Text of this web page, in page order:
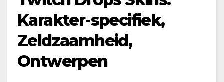
Karakter-specifiek,
Zeldzaamheid,
Ontwerpen